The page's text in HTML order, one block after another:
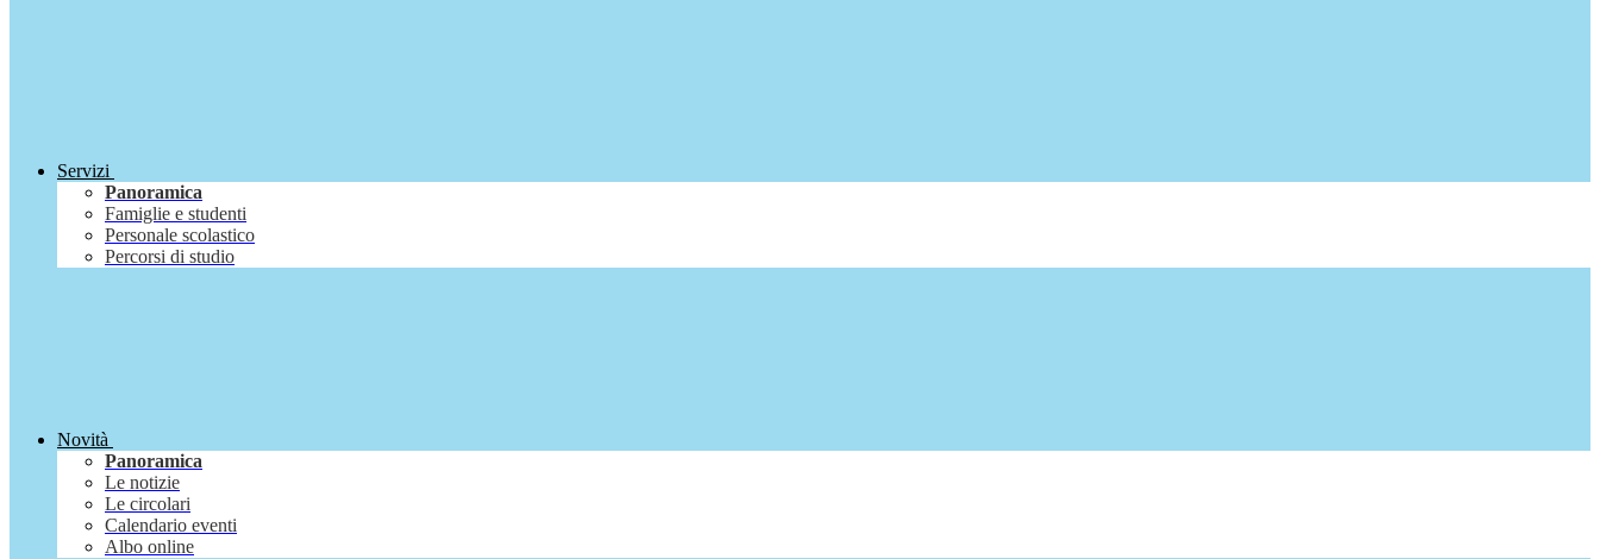
Servizi
Panoramica
Famiglie e studenti
Personale scolastico
Percorsi di studio
Novità
Panoramica
Le notizie
Le circolari
Calendario eventi
Albo online